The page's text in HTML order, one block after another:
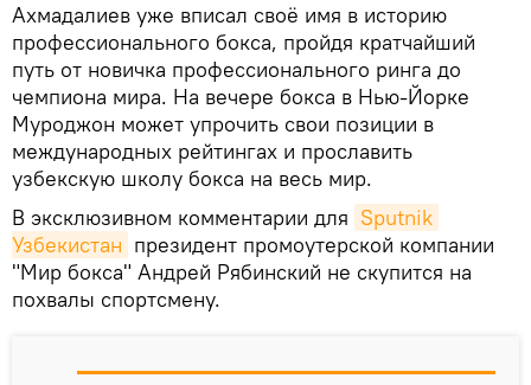
Ахмадалиев уже вписал своё имя в историю
профессионального бокса, пройдя кратчайший
путь от новичка профессионального ринга до
чемпиона мира. На вечере бокса в Нью-Йорке
Муроджон может упрочить свои позиции в
международных рейтингах и прославить
узбекскую школу бокса на весь мир.
В эксклюзивном комментарии для Sputnik
Узбекистан президент промоутерской компании
"Мир бокса" Андрей Рябинский не скупится на
похвалы спортсмену.